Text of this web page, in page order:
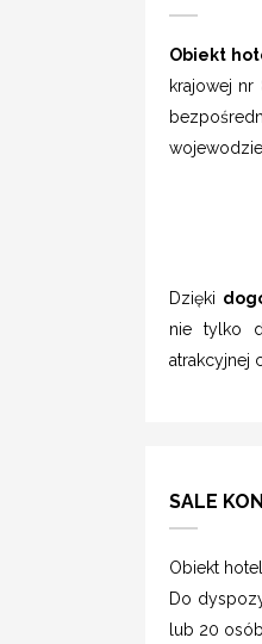
Obiekt
krajowej
Dzięki
nie tylko
atrakcyjnej
SALE
Obiekt
Do
lub 20